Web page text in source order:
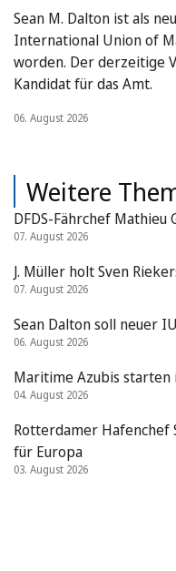
Sean M. Dalton ist als
International Union of
worden. Der derzeitige
Kandidat für das Amt.
06. August 2026
Weitere
DFDS-Fährchef
07. August 2026
J. Müller holt Sven
07. August 2026
Sean Dalton soll neuer
06. August 2026
Maritime Azubis starten
04. August 2026
Rotterdamer Hafenchef
für Europa
03. August 2026